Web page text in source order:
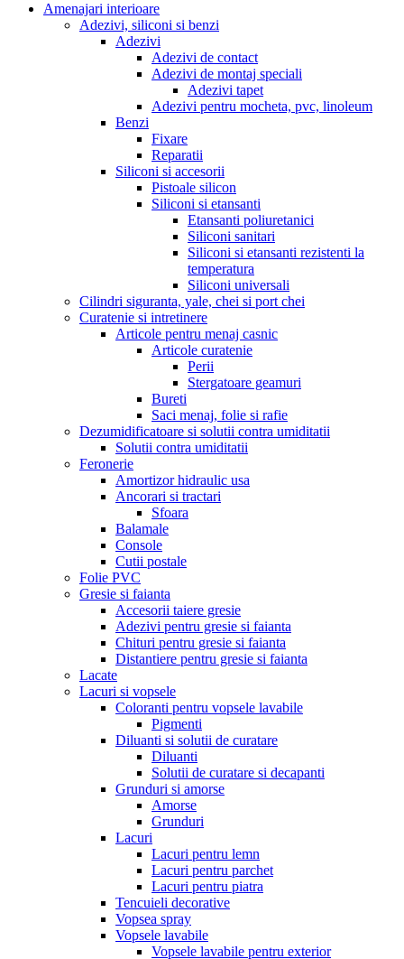
Amenajari interioare
Adezivi, siliconi si benzi
Adezivi
Adezivi de contact
Adezivi de montaj speciali
Adezivi tapet
Adezivi pentru mocheta, pvc, linoleum
Benzi
Fixare
Reparatii
Siliconi si accesorii
Pistoale silicon
Siliconi si etansanti
Etansanti poliuretanici
Siliconi sanitari
Siliconi si etansanti rezistenti la
temperatura
Siliconi universali
Cilindri siguranta, yale, chei si port chei
Curatenie si intretinere
Articole pentru menaj casnic
Articole curatenie
Perii
Stergatoare geamuri
Bureti
Saci menaj, folie si rafie
Dezumidificatoare si solutii contra umiditatii
Solutii contra umiditatii
Feronerie
Amortizor hidraulic usa
Ancorari si tractari
Sfoara
Balamale
Console
Cutii postale
Folie PVC
Gresie si faianta
Accesorii taiere gresie
Adezivi pentru gresie si faianta
Chituri pentru gresie si faianta
Distantiere pentru gresie si faianta
Lacate
Lacuri si vopsele
Coloranti pentru vopsele lavabile
Pigmenti
Diluanti si solutii de curatare
Diluanti
Solutii de curatare si decapanti
Grunduri si amorse
Amorse
Grunduri
Lacuri
Lacuri pentru lemn
Lacuri pentru parchet
Lacuri pentru piatra
Tencuieli decorative
Vopsea spray
Vopsele lavabile
Vopsele lavabile pentru exterior